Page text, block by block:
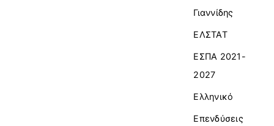
Γιαννίδης
ΕΛΣΤΑΤ
ΕΣΠΑ 2021-
2027
Ελληνικό
Επενδύσεις